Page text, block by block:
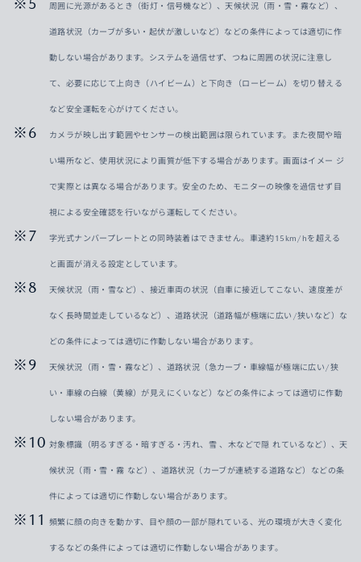
周囲に光源があるとき（街灯・信号機など）、天候状況（雨・雪・霧など）、
道路状況（カーブが多い・起伏が激しいなど）などの条件によっては適切に作
動しない場合があります。システムを過信せず、つねに周囲の状況に注意し
て、必要に応じて上向き（ハイビーム）と下向き（ロービーム）を切り替える
など安全運転を心がけてください。
カメラが映し出す範囲やセンサーの検出範囲は限られています。また夜間や暗
い場所など、使用状況により画質が低下する場合があります。画面はイメー ジ
で実際とは異なる場合があります。安全のため、モニターの映像を過信せず目
視による安全確認を行いながら運転してください。
字光式ナンバープレートとの同時装着はできません。車速約15km/hを超える
と画面が消える設定としています。
天候状況（雨・雪など）、接近車両の状況（自車に接近してこない、速度差が
なく長時間並走しているなど）、道路状況（道路幅が極端に広い/狭いなど）な
どの条件によっては適切に作動しない場合があります。
天候状況（雨・雪・霧など）、道路状況（急カーブ・車線幅が極端に広い/狭
い・車線の白線（黄線）が見えにくいなど）などの条件によっては適切に作動
しない場合があります。
対象標識（明るすぎる・暗すぎる・汚れ、雪 、木などで隠 れているなど）、天
候状況（雨・雪・霧 など）、道路状況（カーブが連続する道路など）などの条
件によっては適切に作動しない場合があります。
頻繁に顔の向きを動かす、目や顔の一部が隠れている、光の環境が大きく変化
するなどの条件によっては適切に作動しない場合があります。